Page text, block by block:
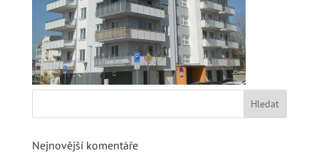
Nejnovější komentáře